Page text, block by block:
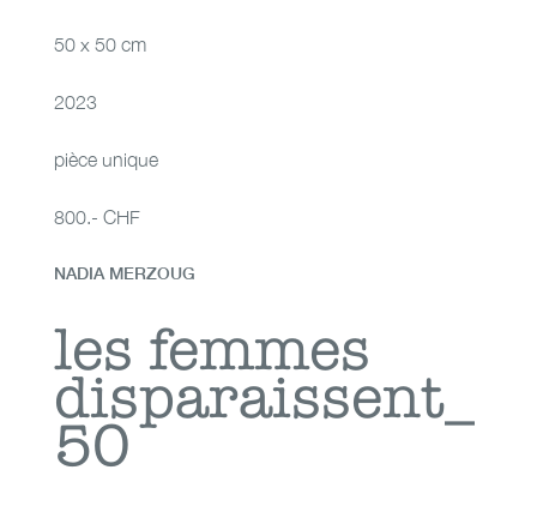
50 x 50 cm
2023
pièce unique
800.- CHF
les femmes
disparaissent_50
NADIA MERZOUG
les femmes
disparaissent_
50